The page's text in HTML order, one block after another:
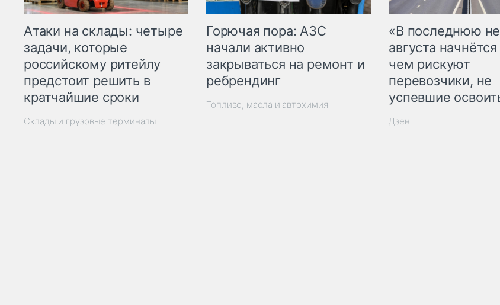
Атаки на склады: четыре
задачи, которые
российскому ритейлу
предстоит решить в
кратчайшие сроки
Склады и грузовые терминалы
Горючая пора: АЗС
начали активно
закрываться на ремонт и
ребрендинг
Топливо, масла и автохимия
«В последнюю
августа
чем рискуют
перевозчики, не
успевшие
Дзен